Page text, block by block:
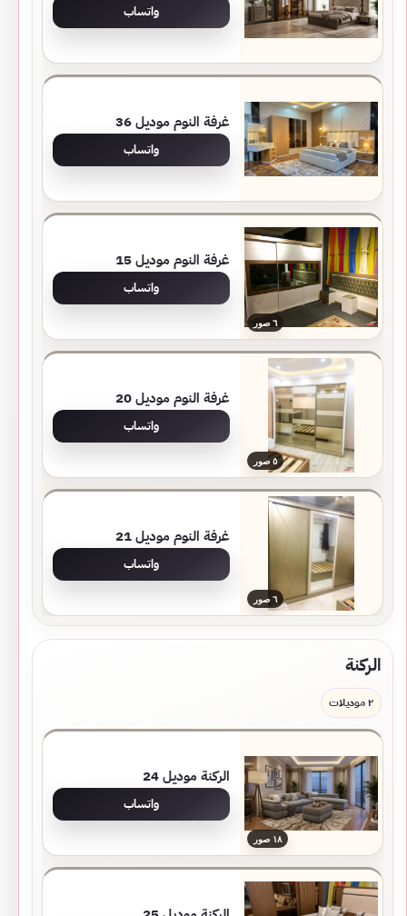
واتساب
غرفة النوم موديل 36
واتساب
٦ صور
غرفة النوم موديل 15
واتساب
٥ صور
غرفة النوم موديل 20
واتساب
٦ صور
غرفة النوم موديل 21
واتساب
الركنة
٢ موديلات
١٨ صور
الركنة موديل 24
واتساب